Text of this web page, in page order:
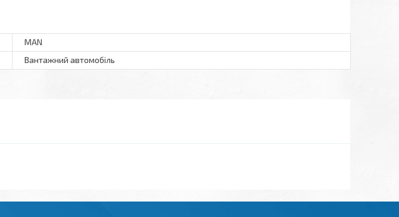
MAN
Вантажний автомобіль